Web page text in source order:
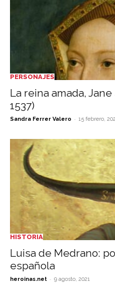
PERSONAJES
La reina amada,
1537)
Sandra Ferrer Valero - 15 febrero,
HISTORIA
Luisa de Medrano:
española
heroinas.net - 9 agosto, 2021